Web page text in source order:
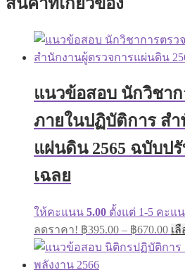
แนวข้อสอบ นักวิชา
ภายในปฏิบัติการ ส
แผ่นดิน 2565 ฉบับป
เฉลย
ให้คะแนน 5.00 ตั้งแต่ 1-5 คะแ
ลดราคา! ฿395.00 – ฿670.00
฿
เ